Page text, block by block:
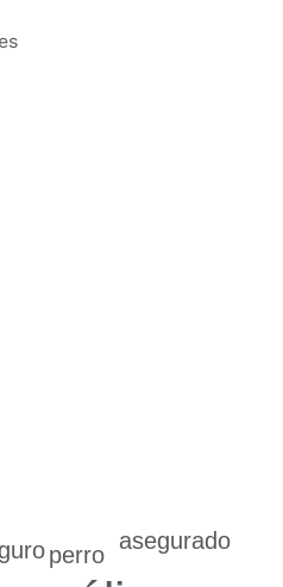
asegurado
perro